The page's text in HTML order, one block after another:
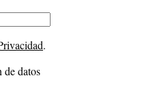
.
de datos